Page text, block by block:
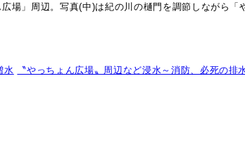
場」周辺。写真(中)は紀の川の樋門を調節しながら
水
〝やっちょん広場〟周辺など浸水～消防、必死の排